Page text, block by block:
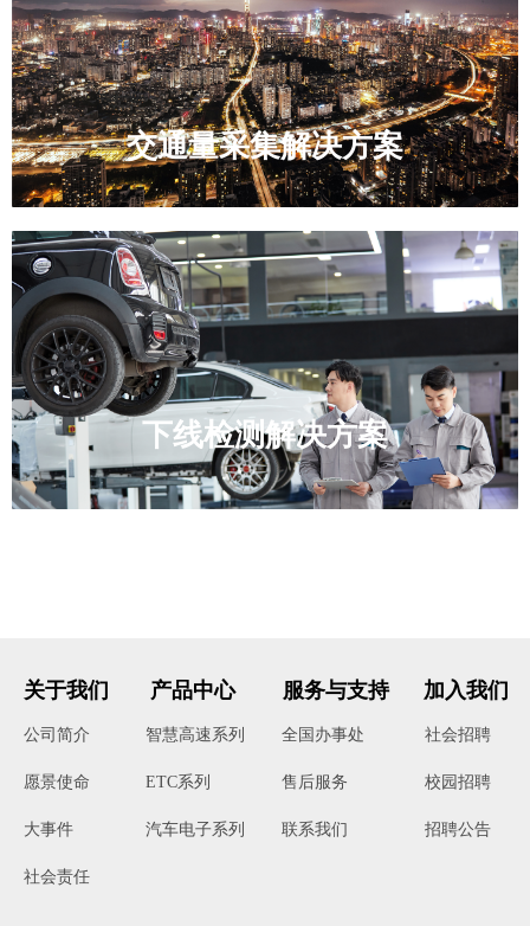
下线检测解决方案
交通量采集解决方案
公司简介
愿景使命
大事件
社会责任
关于我们
智慧高速系列
ETC系列
汽车电子系列
产品中心
全国办事处
售后服务
联系我们
服务与支持
社会招聘
校园招聘
招聘公告
加入我们